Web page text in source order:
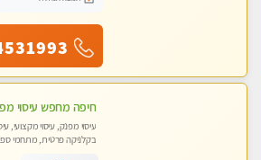
עיסוי מפנק, עיסוי מקצועי,
בקלניקה פרטית, מתחמי